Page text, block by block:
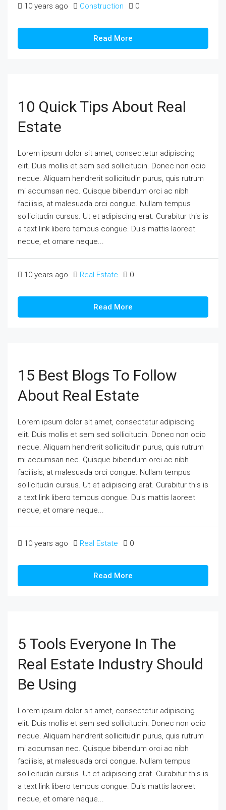
10 years ago Construction 0
Read More
10 Quick Tips About Real
Estate
Lorem ipsum dolor sit amet, consectetur adipiscing
elit. Duis mollis et sem sed sollicitudin. Donec non odio
neque. Aliquam hendrerit sollicitudin purus, quis rutrum
mi accumsan nec. Quisque bibendum orci ac nibh
facilisis, at malesuada orci congue. Nullam tempus
sollicitudin cursus. Ut et adipiscing erat. Curabitur this is
a text link libero tempus congue. Duis mattis laoreet
neque, et ornare neque...
10 years ago Real Estate 0
Read More
15 Best Blogs To Follow
About Real Estate
Lorem ipsum dolor sit amet, consectetur adipiscing
elit. Duis mollis et sem sed sollicitudin. Donec non odio
neque. Aliquam hendrerit sollicitudin purus, quis rutrum
mi accumsan nec. Quisque bibendum orci ac nibh
facilisis, at malesuada orci congue. Nullam tempus
sollicitudin cursus. Ut et adipiscing erat. Curabitur this is
a text link libero tempus congue. Duis mattis laoreet
neque, et ornare neque...
10 years ago Real Estate 0
Read More
5 Tools Everyone In The
Real Estate Industry Should
Be Using
Lorem ipsum dolor sit amet, consectetur adipiscing
elit. Duis mollis et sem sed sollicitudin. Donec non odio
neque. Aliquam hendrerit sollicitudin purus, quis rutrum
mi accumsan nec. Quisque bibendum orci ac nibh
facilisis, at malesuada orci congue. Nullam tempus
sollicitudin cursus. Ut et adipiscing erat. Curabitur this is
a text link libero tempus congue. Duis mattis laoreet
neque, et ornare neque...